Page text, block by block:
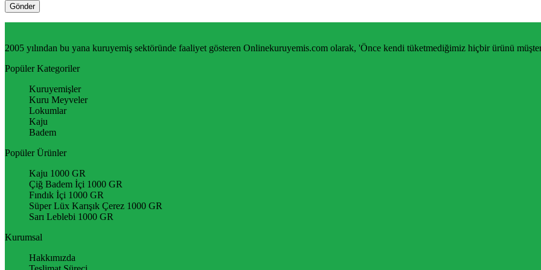
2005 yılından bu yana kuruyemiş sektöründe faaliyet gösteren Onlinekuruyemis.com olarak, 'Önce kendi tüketmediğimiz hiçbir ürünü
Popüler Kategoriler
Kuruyemişler
Kuru Meyveler
Lokumlar
Kaju
Badem
Popüler Ürünler
Kaju 1000 GR
Çiğ Badem İçi 1000 GR
Fındık İçi 1000 GR
Süper Lüx Karışık Çerez 1000 GR
Sarı Leblebi 1000 GR
Kurumsal
Hakkımızda